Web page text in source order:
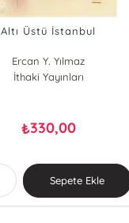
Altı Üstü İstanbul
Ercan Y. Yılmaz
İthaki Yayınları
₺330,00
Sepete Ekle